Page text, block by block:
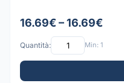
16.69€ – 16.69€
Quantità: Min: 1